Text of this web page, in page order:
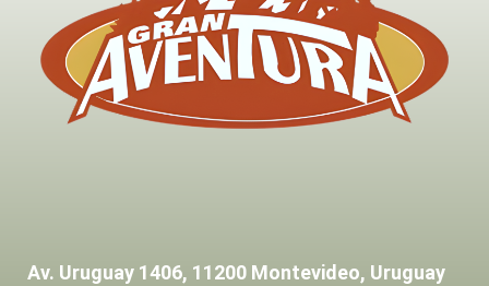
Av. Uruguay 1406, 11200 Montevideo, Uruguay